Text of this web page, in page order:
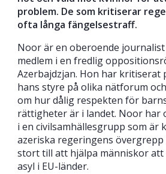
problem. De som kritiserar
ofta långa fängelsestraff.
Noor är en oberoende
medlem i en fredlig
Azerbajdzjan. Hon har kritiserat
hans styre på olika nätforum
om hur dålig respekten för
rättigheter är i landet. Noor har
i en civilsamhällesgrupp som är
azeriska regeringens
stort till att hjälpa människor att
asyl i EU-länder.